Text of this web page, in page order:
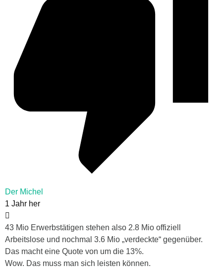
Der Michel
1 Jahr her
43 Mio Erwerbstätigen stehen also 2.8 Mio offiziell
Arbeitslose und nochmal 3.6 Mio „verdeckte“ gegenüber.
Das macht eine Quote von um die 13%.
Wow. Das muss man sich leisten können.